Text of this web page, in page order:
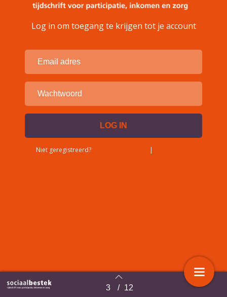
Terug naar overzicht 3 / 12
Log in om toegang te krijgen tot je account
Niet geregistreerd? |